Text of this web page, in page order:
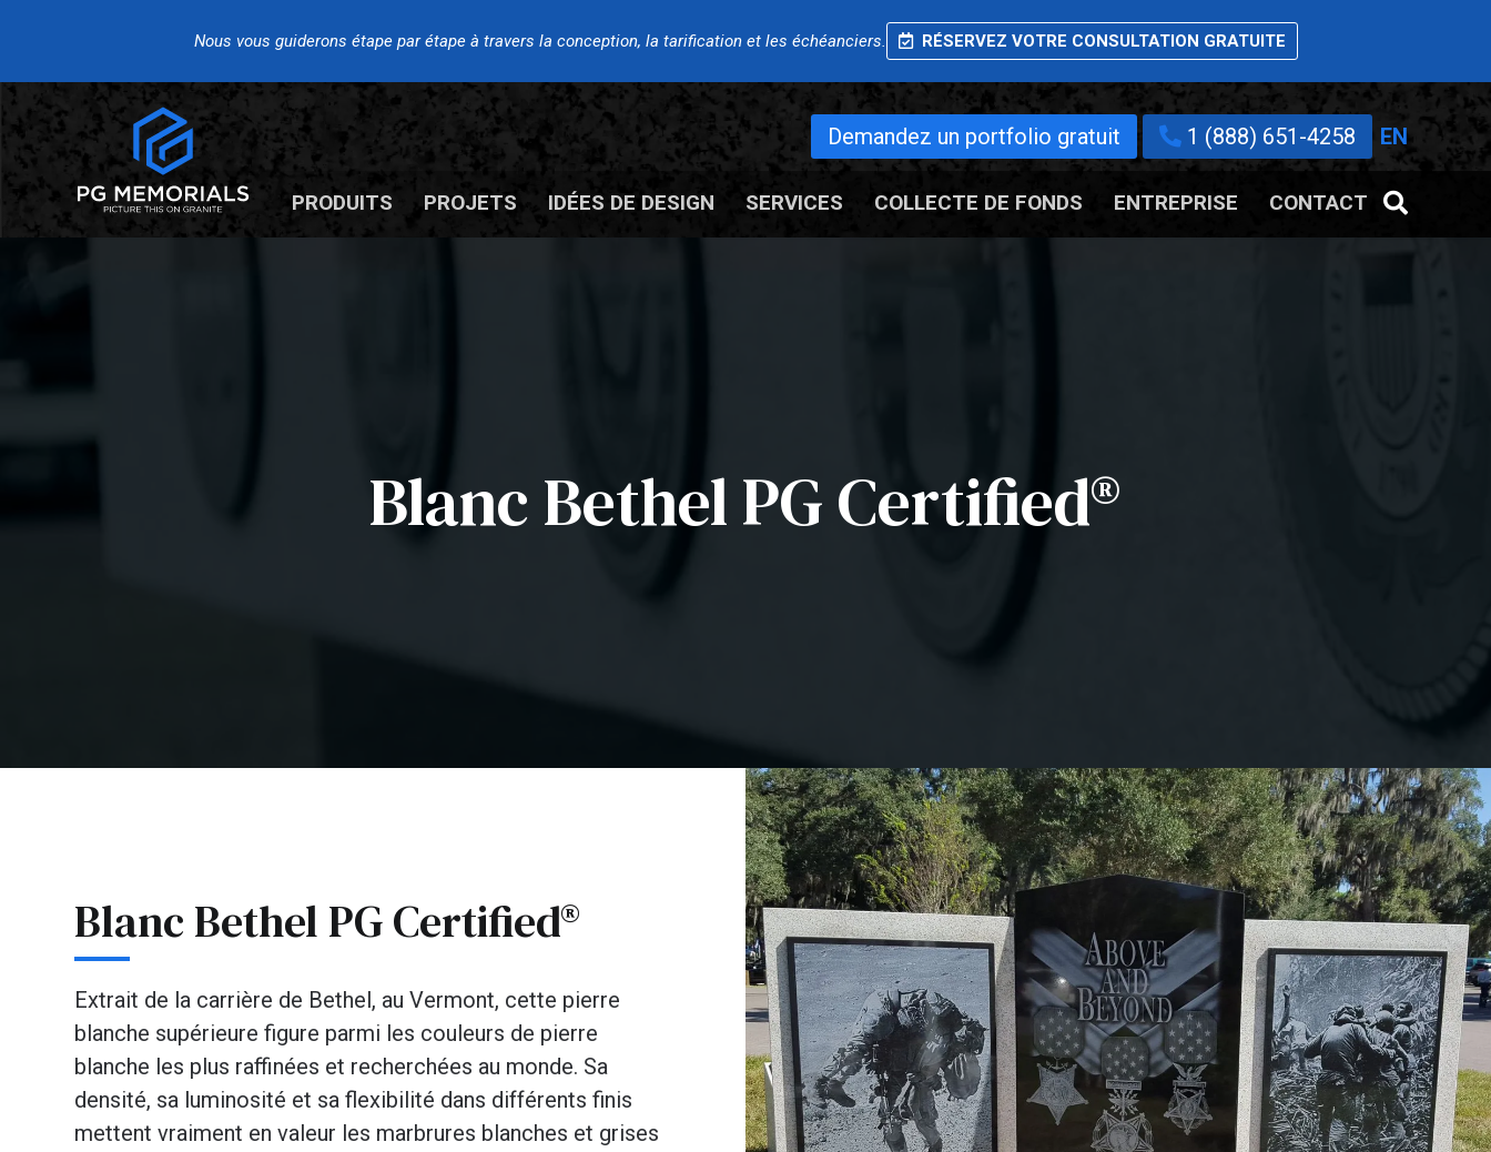
Nous vous guiderons étape par étape à travers la conception, la tarification et les échéanciers. RÉSERVEZ VOTRE CONSULTATION GRATUITE
Demandez un portfolio gratuit 1 (888) 651-4258 EN
PRODUITS PROJETS IDÉES DE DESIGN SERVICES COLLECTE DE FONDS ENTREPRISE CONTACT
Blanc Bethel PG Certified®
Blanc Bethel PG Certified®
Extrait de la carrière de Bethel, au Vermont, cette pierre
blanche supérieure figure parmi les couleurs de pierre
blanche les plus raffinées et recherchées au monde. Sa
densité, sa luminosité et sa flexibilité dans différents finis
mettent vraiment en valeur les marbrures blanches et grises